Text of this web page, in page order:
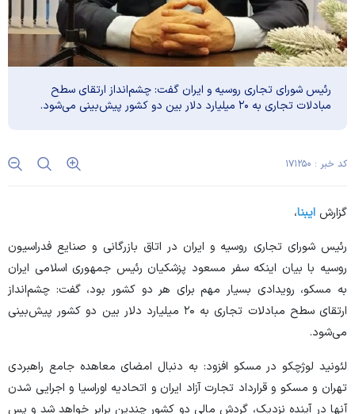
رئیس شورای تجاری روسیه و ایران گفت: چشم‌انداز ارتقای سطح
مبادلات تجاری به ۲۰ میلیارد دلار بین دو کشور پیش‌بینی می‌شود.
کد خبر : ۱۷۱۲۵۰
گزارش ایبنا،
رئیس شورای تجاری روسیه و ایران در اتاق بازرگانی و صنایع فدراسیون
روسیه با بیان اینکه سفر مسعود پزشکیان رئیس جمهوری اسلامی ایران
به مسکو، رویدادی بسیار مهم برای هر دو کشور بود، گفت: چشم‌انداز
ارتقای سطح مبادلات تجاری به ۲۰ میلیارد دلار بین دو کشور پیش‌بینی
می‌شود.
لئونید لوژچکو در مسکو افزود: به دنبال امضای معاهده جامع راهبردی
تهران و مسکو و قرارداد تجارت آزاد ایران و اتحادیه اوراسیا و اجرایی شدن
آنها در آینده نزدیک، گردش مالی دو کشور چندین برابر خواهد شد و پس